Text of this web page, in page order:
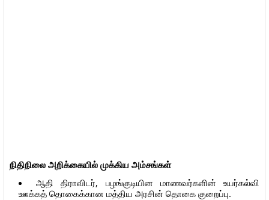
நிதிநிலை அறிக்கையில் முக்கிய அம்சங்கள்
ஆதி திராவிடர், பழங்குடியின மாணவர்களின் உயர்கல்வி
ஊக்கத் தொகைக்கான மத்திய அரசின் தொகை குறைப்பு.